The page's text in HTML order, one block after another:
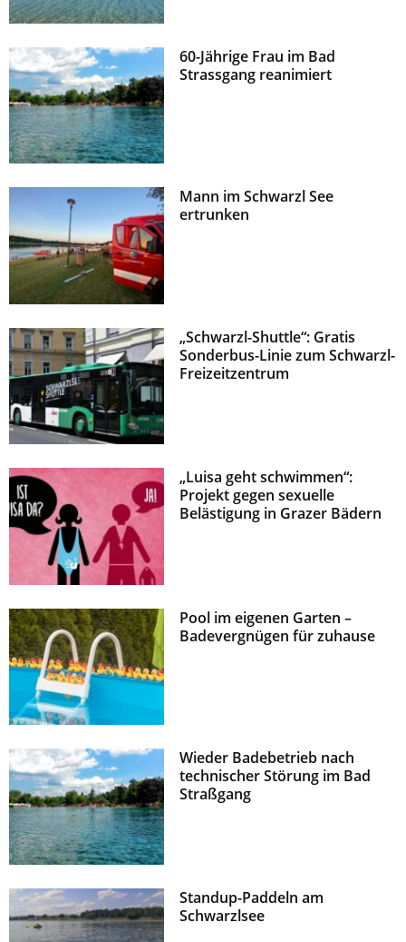
60-Jährige Frau im Bad
Strassgang reanimiert
Mann im Schwarzl See
ertrunken
„Schwarzl-Shuttle“: Gratis
Sonderbus-Linie zum Schwarzl-
Freizeitzentrum
„Luisa geht schwimmen“:
Projekt gegen sexuelle
Belästigung in Grazer Bädern
Pool im eigenen Garten –
Badevergnügen für zuhause
Wieder Badebetrieb nach
technischer Störung im Bad
Straßgang
Standup-Paddeln am
Schwarzlsee